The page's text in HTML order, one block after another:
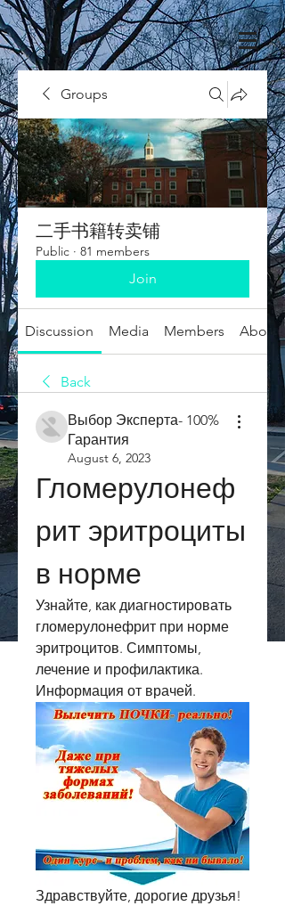
Groups
二手书籍转卖铺
Public · 81 members
Join
Discussion Media Members About
Back
Выбор Эксперта- 100%
Гарантия
August 6, 2023
Гломерулонеф
рит эритроциты
в норме
Узнайте, как диагностировать
гломерулонефрит при норме
эритроцитов. Симптомы,
лечение и профилактика.
Информация от врачей.
Здравствуйте, дорогие друзья!